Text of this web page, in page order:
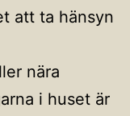
att ta hänsyn
nära
i huset är